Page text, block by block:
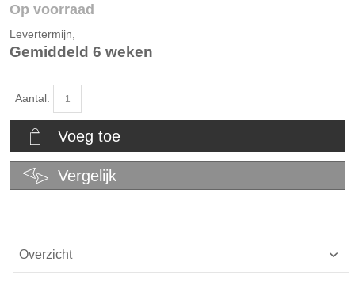
Op voorraad
Levertermijn,
Gemiddeld 6 weken
Aantal:
Voeg toe
Vergelijk
Overzicht